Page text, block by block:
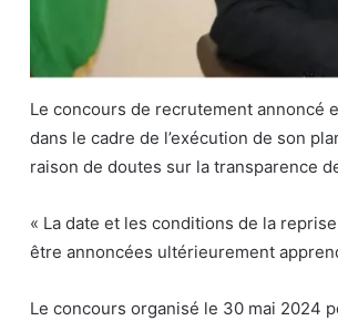
Le concours de recrutement annoncé
dans le cadre de l’exécution de son
raison de doutes sur la transparence
« La date et les conditions de la
être annoncées ultérieurement
Le concours organisé le 30 mai 2024